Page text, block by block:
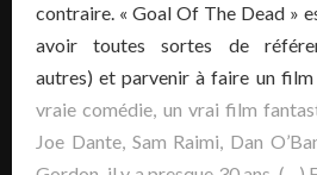
contraire. « Goal Of The Dead »
avoir toutes sortes de
autres) et parvenir à faire un film
vraie comédie, un vrai film
Joe Dante, Sam Raimi, Dan